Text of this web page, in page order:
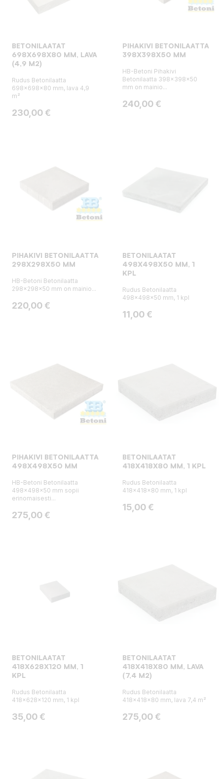
BETONILAATAT
698X698X80 MM, LAVA
(4,9 M2)
Rudus Betonilaatta
698x698x80 mm, lava 4,9
m²
Hinta
230,00 €
PIHAKIVI BETONILAATTA
398X398X50 MM
HB-Betoni Pihakivi
Betonilaatta 398x398x50
mm on mainio...
Hinta
240,00 €
PIHAKIVI BETONILAATTA
298X298X50 MM
HB-Betoni Betonilaatta
298x298x50 mm on mainio...
Hinta
220,00 €
BETONILAATAT
498X498X50 MM, 1
KPL
Rudus Betonilaatta
498x498x50 mm, 1 kpl
Hinta
11,00 €
PIHAKIVI BETONILAATTA
498X498X50 MM
HB-Betoni Betonilaatta
498x498x50 mm sopii
erinomaisesti...
Hinta
275,00 €
BETONILAATAT
418X418X80 MM, 1 KPL
Rudus Betonilaatta
418x418x80 mm, 1 kpl
Hinta
15,00 €
BETONILAATAT
418X628X120 MM, 1
KPL
Rudus Betonilaatta
418x628x120 mm, 1 kpl
Hinta
35,00 €
BETONILAATAT
418X418X80 MM, LAVA
(7,4 M2)
Rudus Betonilaatta
418x418x80 mm, lava 7,4 m²
Hinta
275,00 €